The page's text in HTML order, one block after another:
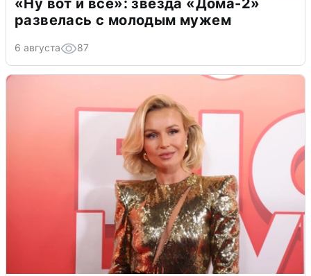
«Ну вот и всё»: звезда «Дома-2»
развелась с молодым мужем
6 августа 87